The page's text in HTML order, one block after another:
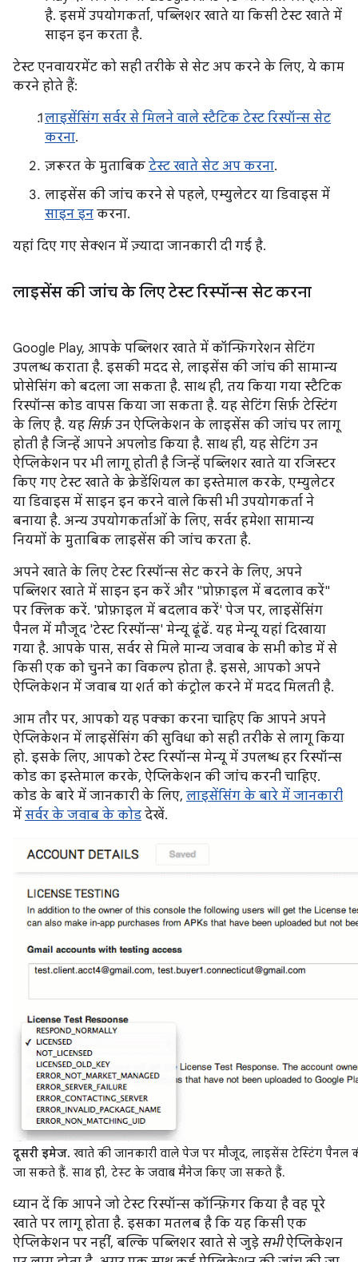
है. इसमें उपयोगकर्ता, पब्लिशर खाते या किसी टेस्ट खाते में
साइन इन करता है.
टेस्ट एनवायरमेंट को सही तरीके से सेट अप करने के लिए, ये काम
करने होते हैं:
लाइसेंसिंग सर्वर से मिलने वाले स्टैटिक टेस्ट रिस्पॉन्स सेट
करना.
ज़रूरत के मुताबिक टेस्ट खाते सेट अप करना.
लाइसेंस की जांच करने से पहले, एम्युलेटर या डिवाइस में
साइन इन करना.
यहां दिए गए सेक्शन में ज़्यादा जानकारी दी गई है.
लाइसेंस की जांच के लिए टेस्ट रिस्पॉन्स सेट करना
Google Play, आपके पब्लिशर खाते में कॉन्फ़िगरेशन सेटिंग
उपलब्ध कराता है. इसकी मदद से, लाइसेंस की जांच की सामान्य
प्रोसेसिंग को बदला जा सकता है. साथ ही, तय किया गया स्टैटिक
रिस्पॉन्स कोड वापस किया जा सकता है. यह सेटिंग सिर्फ़ टेस्टिंग
के लिए है. यह सिर्फ़उन ऐप्लिकेशन के लाइसेंस की जांच पर लागू
होती है जिन्हें आपने अपलोड किया है. साथ ही, यह सेटिंग उन
ऐप्लिकेशन पर भी लागू होती है जिन्हें पब्लिशर खाते या रजिस्टर
किए गए टेस्ट खाते के क्रेडेंशियल का इस्तेमाल करके, एम्युलेटर
या डिवाइस में साइन इन करने वाले किसी भी उपयोगकर्ता ने
बनाया है. अन्य उपयोगकर्ताओं के लिए, सर्वर हमेशा सामान्य
नियमों के मुताबिक लाइसेंस की जांच करता है.
अपने खाते के लिए टेस्ट रिस्पॉन्स सेट करने के लिए, अपने
पब्लिशर खाते में साइन इन करें और "प्रोफ़ाइल में बदलाव करें"
पर क्लिक करें. 'प्रोफ़ाइल में बदलाव करें' पेज पर, लाइसेंसिंग
पैनल में मौजूद 'टेस्ट रिस्पॉन्स' मेन्यू ढूंढें. यह मेन्यू यहां दिखाया
गया है. आपके पास, सर्वर से मिले मान्य जवाब के सभी कोड में से
किसी एक को चुनने का विकल्प होता है. इससे, आपको अपने
ऐप्लिकेशन में जवाब या शर्त को कंट्रोल करने में मदद मिलती है.
आम तौर पर, आपको यह पक्का करना चाहिए कि आपने अपने
ऐप्लिकेशन में लाइसेंसिंग की सुविधा को सही तरीके से लागू किया
हो. इसके लिए, आपको टेस्ट रिस्पॉन्स मेन्यू में उपलब्ध हर रिस्पॉन्स
कोड का इस्तेमाल करके, ऐप्लिकेशन की जांच करनी चाहिए.
कोड के बारे में जानकारी के लिए, लाइसेंसिंग के बारे में जानकारी
में सर्वर के जवाब के कोड देखें.
दूसरी इमेज. खाते की जानकारी वाले पेज पर मौजूद, लाइसेंस टेस्टिंग
जा सकते हैं. साथ ही, टेस्ट के जवाब मैनेज किए जा सकते हैं.
ध्यान दें कि आपने जो टेस्ट रिस्पॉन्स कॉन्फ़िगर किया है वह पूरे
खाते पर लागू होता है. इसका मतलब है कि यह किसी एक
ऐप्लिकेशन पर नहीं, बल्कि पब्लिशर खाते से जुड़े सभीऐप्लिकेशन